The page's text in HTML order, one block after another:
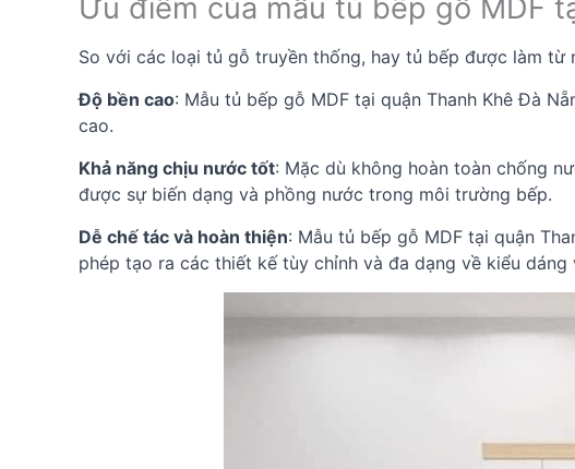
Ưu điểm của mẫu tủ bếp gỗ MDF
So với các loại tủ gỗ truyền thống, hay tủ bếp được làm từ
Độ bền cao: Mẫu tủ bếp gỗ MDF tại quận Thanh Khê Đà
cao.
Khả năng chịu nước tốt: Mặc dù không hoàn toàn chống
được sự biến dạng và phồng nước trong môi trường bếp.
Dễ chế tác và hoàn thiện: Mẫu tủ bếp gỗ MDF tại quận
phép tạo ra các thiết kế tùy chỉnh và đa dạng về kiểu dáng